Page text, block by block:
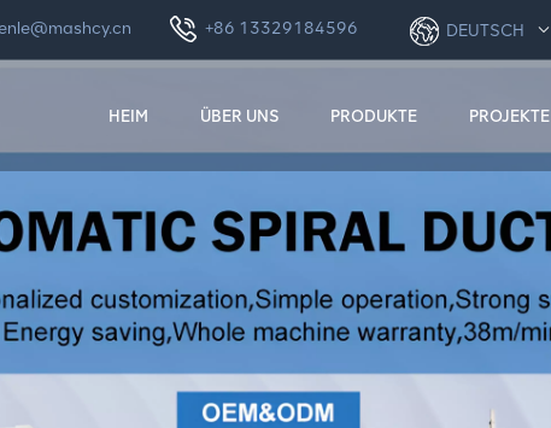
DEUTSCH
+86 13329184596
HEIM ÜBER UNS PRODUKTE PROJEKTE